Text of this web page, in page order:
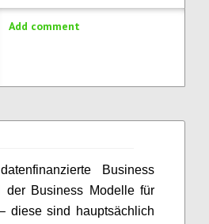
Add comment
Business
der Business Modelle für
diese sind hauptsächlich